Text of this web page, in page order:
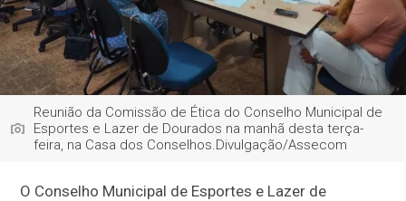
Reunião da Comissão de Ética do Conselho Municipal de
Esportes e Lazer de Dourados na manhã desta terça-
feira, na Casa dos Conselhos.Divulgação/Assecom
O Conselho Municipal de Esportes e Lazer de